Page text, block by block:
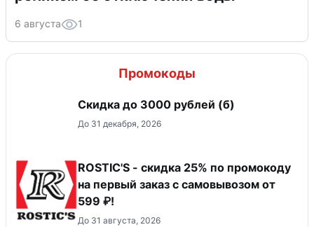
6 августа 1
Промокоды
Скидка до 3000 рублей (б)
До 31 декабря, 2026
ROSTIC'S - скидка 25% по промокоду
на первый заказ с самовывозом от
599 ₽!
До 31 августа, 2026